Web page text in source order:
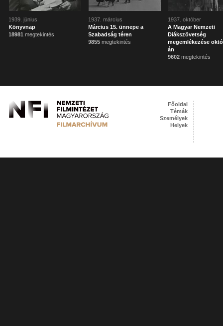
1939. június
Könyvnap
18981 megtekintés
1937. március
Március 15. ünnepe a
Szabadság téren
9855 megtekintés
1937. október
A Magyar Nemzeti
Diákszövetség
megemlékezése
án
9602 megtekintés
Főoldal
Témák
Személyek
Helyek